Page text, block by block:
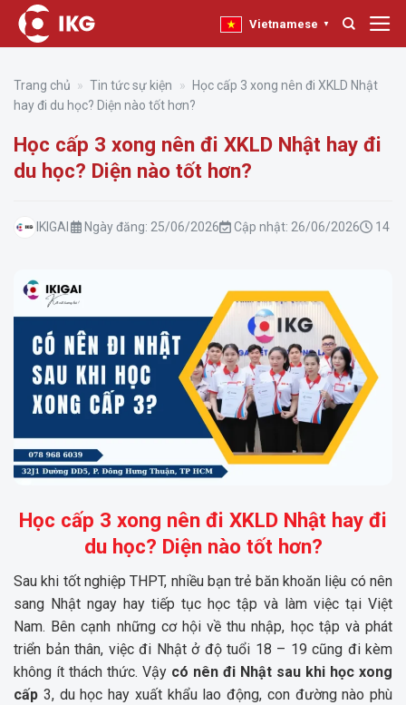
qua
dung
Vietnamese ▼
Trang chủ » Tin tức sự kiện »
Học cấp 3 xong nên đi XKLD Nhật
hay đi du học? Diện nào tốt hơn?
Học cấp 3 xong nên đi XKLD Nhật hay đi
du học? Diện nào tốt hơn?
IKIGAI Ngày đăng: 25/06/2026 Cập nhật: 26/06/2026 14
Học cấp 3 xong nên đi XKLD Nhật hay đi
du học? Diện nào tốt hơn?
Sau khi tốt nghiệp THPT, nhiều bạn trẻ băn khoăn liệu có nên
sang Nhật ngay hay tiếp tục học tập và làm việc tại Việt
Nam. Bên cạnh những cơ hội về thu nhập, học tập và phát
triển bản thân, việc đi Nhật ở độ tuổi 18 – 19 cũng đi kèm
không ít thách thức. Vậy có nên đi Nhật sau khi học xong
cấp 3, du học hay xuất khẩu lao động, con đường nào phù